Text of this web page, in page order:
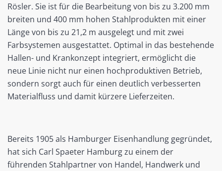
Rösler. Sie ist für die Bearbeitung von bis zu 3.200 mm
breiten und 400 mm hohen Stahlprodukten mit einer
Länge von bis zu 21,2 m ausgelegt und mit zwei
Farbsystemen ausgestattet. Optimal in das bestehende
Hallen- und Krankonzept integriert, ermöglicht die
neue Linie nicht nur einen hochproduktiven Betrieb,
sondern sorgt auch für einen deutlich verbesserten
Materialfluss und damit kürzere Lieferzeiten.
Bereits 1905 als Hamburger Eisenhandlung gegründet,
hat sich Carl Spaeter Hamburg zu einem der
führenden Stahlpartner von Handel, Handwerk und